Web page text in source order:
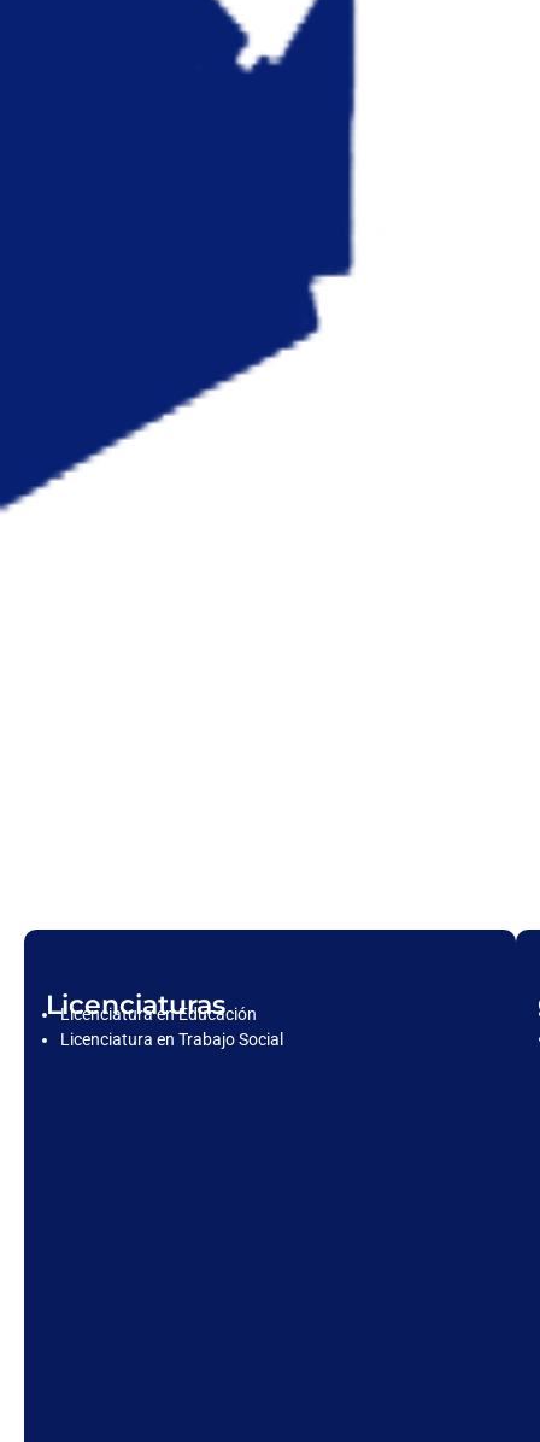
Licenciaturas
Licenciatura en Educación
Licenciatura en Trabajo Social